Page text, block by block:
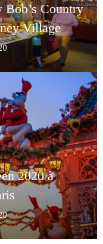
Country
Village
2020 à